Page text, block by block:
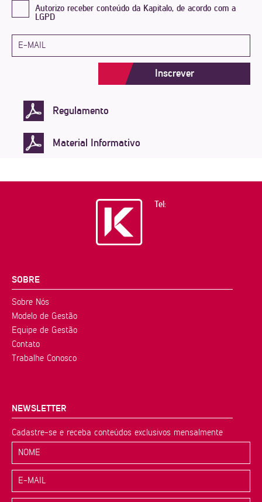
Autorizo receber conteúdo da Kapitalo, de acordo com a
LGPD
Inscrever
Regulamento
Material Informativo
Tel:
SOBRE
Sobre Nós
Modelo de Gestão
Equipe de Gestão
Contato
Trabalhe Conosco
NEWSLETTER
Cadastre-se e receba conteúdos exclusivos mensalmente